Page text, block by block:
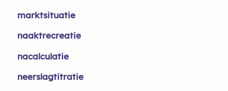
marktsituatie
naaktrecreatie
nacalculatie
neerslagtitratie